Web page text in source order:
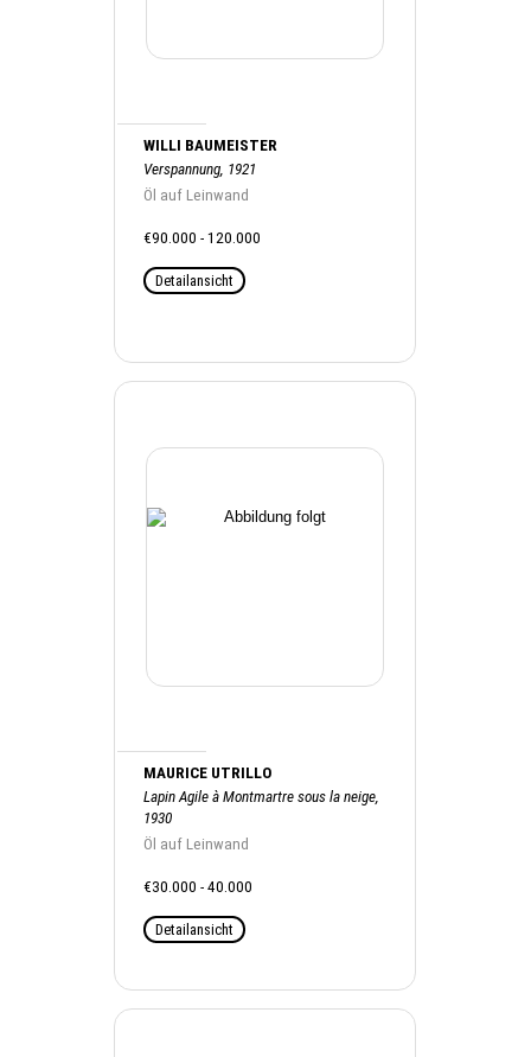
WILLI BAUMEISTER
Verspannung, 1921
Öl auf Leinwand
€90.000 - 120.000
Detailansicht
MAURICE UTRILLO
Lapin Agile à Montmartre sous la neige,
1930
Öl auf Leinwand
€30.000 - 40.000
Detailansicht